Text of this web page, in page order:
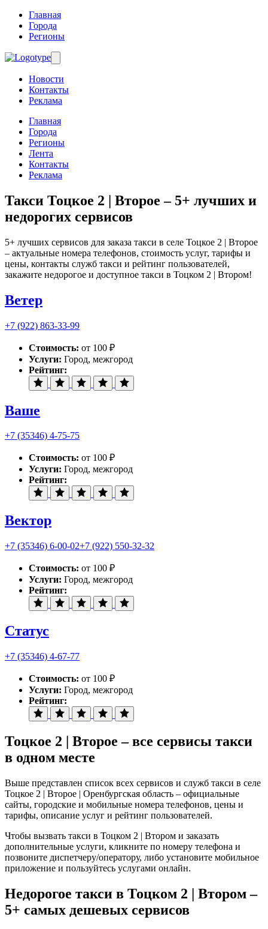
Главная
Города
Регионы
Новости
Контакты
Реклама
Главная
Города
Регионы
Лента
Контакты
Реклама
Такси Тоцкое 2 | Второе – 5+ лучших и
недорогих сервисов
5+ лучших сервисов для заказа такси в селе Тоцкое 2 | Второе
– актуальные номера телефонов, стоимость услуг, тарифы и
цены, контакты служб такси и рейтинг пользователей,
закажите недорогое и доступное такси в Тоцком 2 | Втором!
Ветер
+7 (922) 863-33-99
Стоимость: от 100 ₽
Услуги: Город, межгород
Рейтинг:
Ваше
+7 (35346) 4-75-75
Стоимость: от 100 ₽
Услуги: Город, межгород
Рейтинг:
Вектор
+7 (35346) 6-00-02+7 (922) 550-32-32
Стоимость: от 100 ₽
Услуги: Город, межгород
Рейтинг:
Статус
+7 (35346) 4-67-77
Стоимость: от 100 ₽
Услуги: Город, межгород
Рейтинг:
Тоцкое 2 | Второе – все сервисы такси
в одном месте
Выше представлен список всех сервисов и служб такси в селе
Тоцкое 2 | Второе | Оренбургская область – официальные
сайты, городские и мобильные номера телефонов, цены и
тарифы, описание услуг и рейтинг пользователей.
Чтобы вызвать такси в Тоцком 2 | Втором и заказать
дополнительные услуги, кликните по номеру телефона и
позвоните диспетчеру/оператору, либо установите мобильное
приложение и пользуйтесь услугами онлайн.
Недорогое такси в Тоцком 2 | Втором –
5+ самых дешевых сервисов